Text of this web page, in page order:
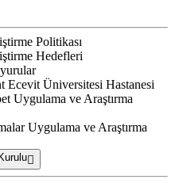
Politikası
Hedefleri
Ecevit Üniversitesi Hastanesi
Uygulama ve Araştırma
Uygulama ve Araştırma